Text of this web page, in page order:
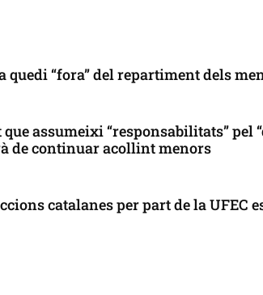
quedi “fora” del repartiment dels
assumeixi “responsabilitats” pel
de continuar acollint menors
catalanes per part de la UFEC